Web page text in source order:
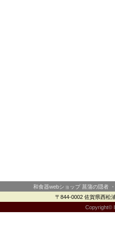
和食器webショップ 菖蒲の隠者
〒844-0002 佐賀県西松
Copyright©